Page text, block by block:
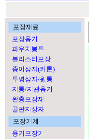
포장재료
포장용기
파우치봉투
블리스터포장
종이상자(카톤)
투명상자/원통
지통/지관용기
완충포장재
골판지상자
포장기계
용기포장기